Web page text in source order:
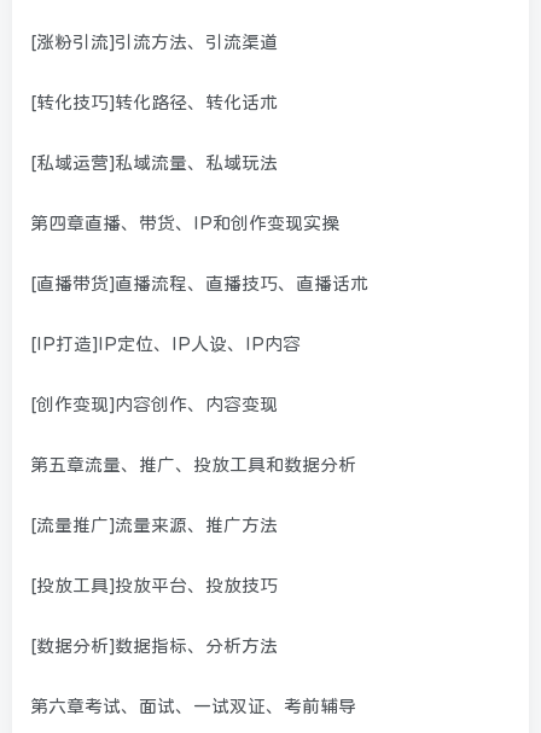
[涨粉引流]引流方法、引流渠道
[转化技巧]转化路径、转化话术
[私域运营]私域流量、私域玩法
第四章直播、带货、IP和创作变现实操
[直播带货]直播流程、直播技巧、直播话术
[IP打造]IP定位、IP人设、IP内容
[创作变现]内容创作、内容变现
第五章流量、推广、投放工具和数据分析
[流量推广]流量来源、推广方法
[投放工具]投放平台、投放技巧
[数据分析]数据指标、分析方法
第六章考试、面试、一试双证、考前辅导